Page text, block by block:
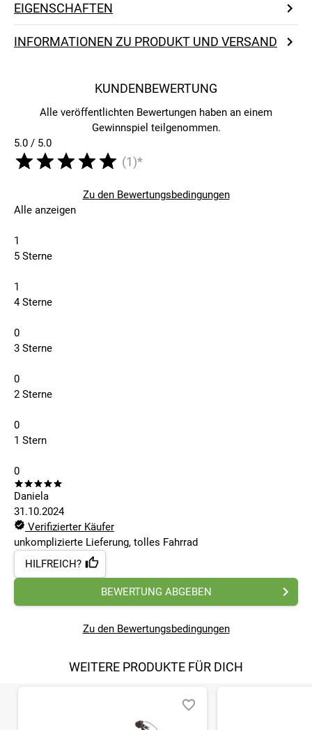
EIGENSCHAFTEN
INFORMATIONEN ZU PRODUKT UND VERSAND
KUNDENBEWERTUNG
Alle veröffentlichten Bewertungen haben an einem
Gewinnspiel teilgenommen.
5.0 / 5.0
(1)*
Zu den Bewertungsbedingungen
Alle anzeigen
1
5 Sterne
1
4 Sterne
0
3 Sterne
0
2 Sterne
0
1 Stern
0
Daniela
31.10.2024
Verifizierter Käufer
unkomplizierte Lieferung, tolles Fahrrad
HILFREICH?
BEWERTUNG ABGEBEN
Zu den Bewertungsbedingungen
WEITERE PRODUKTE FÜR DICH